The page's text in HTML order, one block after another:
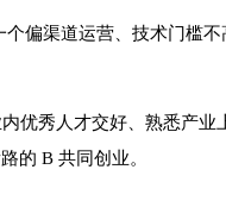
偏渠道运营、技术门槛
优秀人才交好、熟悉产
的 B 共同创业。